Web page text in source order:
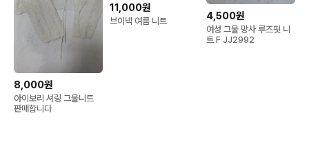
8,000원
아이보리 셔링 그물니트
판매합니다
11,000원
브이넥 여름 니트 4,500원
여성 그물 망사 루즈핏 니
트 F JJ2992